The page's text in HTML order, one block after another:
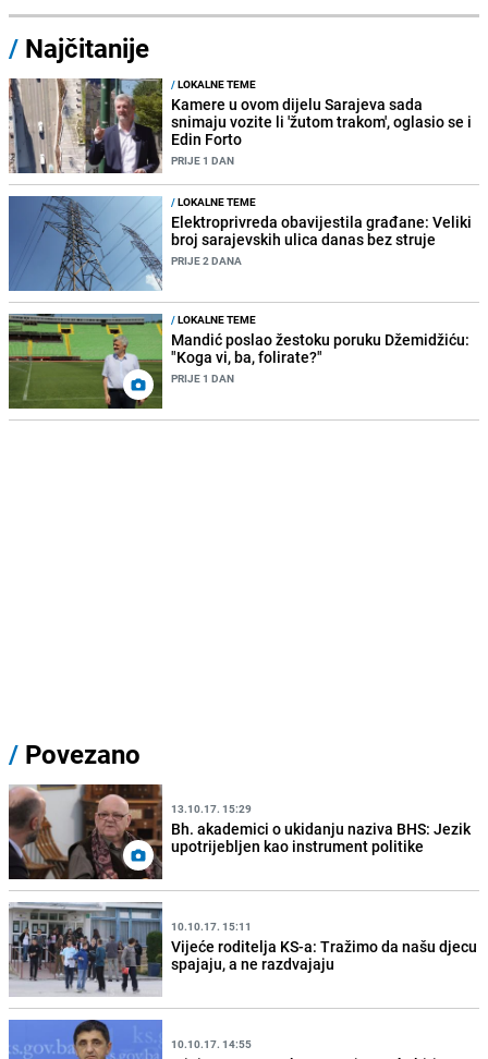
/ Najčitanije
/LOKALNE TEME
Kamere u ovom dijelu Sarajeva sada
snimaju vozite li 'žutom trakom', oglasio se i
Edin Forto
PRIJE 1 DAN
/LOKALNE TEME
Elektroprivreda obavijestila građane: Veliki
broj sarajevskih ulica danas bez struje
PRIJE 2 DANA
/LOKALNE TEME
Mandić poslao žestoku poruku Džemidžiću:
"Koga vi, ba, folirate?"
PRIJE 1 DAN
/ Povezano
13.10.17. 15:29
Bh. akademici o ukidanju naziva BHS: Jezik
upotrijebljen kao instrument politike
10.10.17. 15:11
Vijeće roditelja KS-a: Tražimo da našu djecu
spajaju, a ne razdvajaju
10.10.17. 14:55